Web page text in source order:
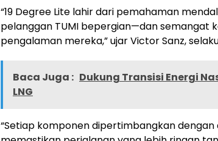
“19 Degree Lite lahir dari pemahaman
pelanggan TUMI bepergian—dan semangat
pengalaman mereka,” ujar Victor Sanz,
Baca Juga : Dukung Transisi Energi
LNG
“Setiap komponen dipertimbangkan dengan